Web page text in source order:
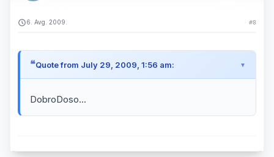
6. Avg. 2009. #8
Quote from July 29, 2009, 1:56 am:
DobroDoso...